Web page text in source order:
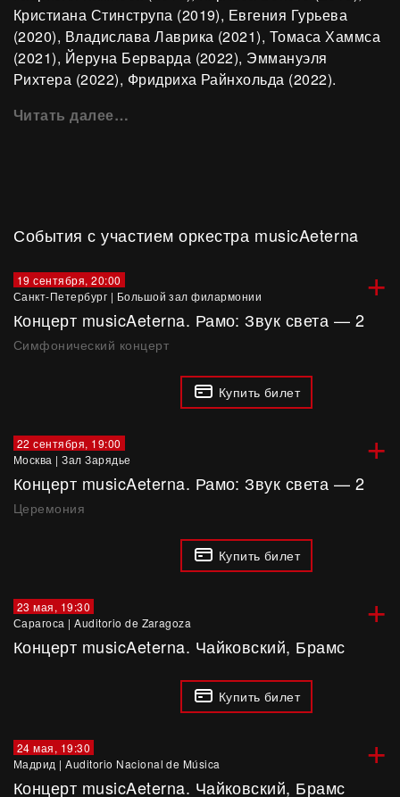
Кристиана Стинструпа (2019), Евгения Гурьева
(2020), Владислава Лаврика (2021), Томаса Хаммса
(2021), Йеруна Берварда (2022), Эммануэля
Рихтера (2022), Фридриха Райнхольда (2022).
Читать далее…
События с участием оркестра musicAeterna
+
19 сентября, 20:00
Санкт-Петербург | Большой зал филармонии
Концерт musicAeterna. Рамо: Звук света — 2
Симфонический концерт
Купить билет
+
22 сентября, 19:00
Москва |Зал Зарядье
Концерт musicAeterna. Рамо: Звук света — 2
Церемония
Купить билет
+
23 мая, 19:30
Сарагоса |Auditorio de Zaragoza
Концерт musicAeterna. Чайковский, Брамс
Купить билет
+
24 мая, 19:30
Мадрид |Auditorio Nacional de Música
Концерт musicAeterna. Чайковский, Брамс